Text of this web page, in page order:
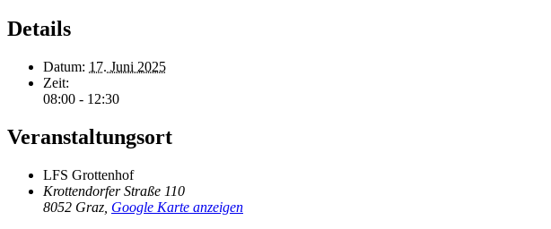
Details
Datum: 17. Juni 2025
Zeit:
08:00 - 12:30
Veranstaltungsort
LFS Grottenhof
Krottendorfer Straße 110
8052 Graz Google Karte anzeigen